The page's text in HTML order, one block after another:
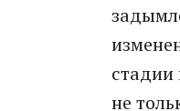
стадии
не